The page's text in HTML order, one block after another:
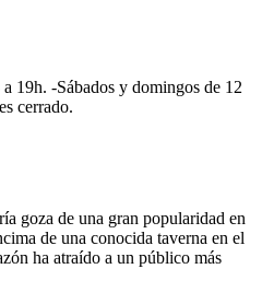
19h. -Sábados y domingos de 12
cerrado.
goza de una gran popularidad en
de una conocida taverna en el
ha atraído a un público más